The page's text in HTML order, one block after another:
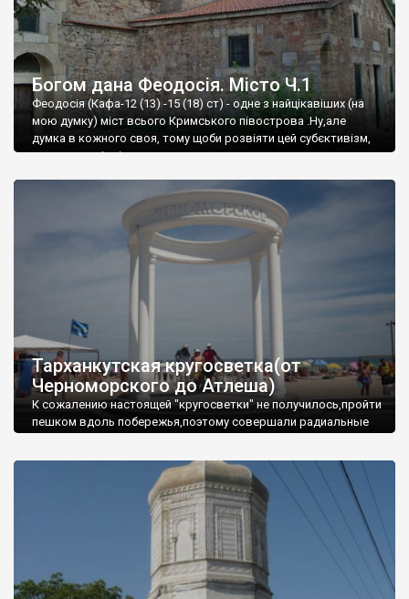
Богом дана Феодосія. Місто Ч.1
Феодосія (Кафа-12 (13) -15 (18) ст) - одне з найцікавіших (на
мою думку) міст всього Кримського півострова .Ну,але
думка в кожного своя, тому щоби розвіяти цей субєктивізм,
запрошую відвідати це
Тарханкутская кругосветка(от
Черноморского до Атлеша)
К сожалению настоящей "кругосветки" не получилось,пройти
пешком вдоль побережья,поэтому совершали радиальные